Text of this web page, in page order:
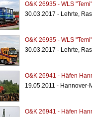
O&K 26935 - WLS "Temi"
30.03.2017 - Lehrte,
O&K 26935 - WLS "Temi"
30.03.2017 - Lehrte,
O&K 26941 - Häfen
19.05.2011 - Hannover-
O&K 26941 - Häfen